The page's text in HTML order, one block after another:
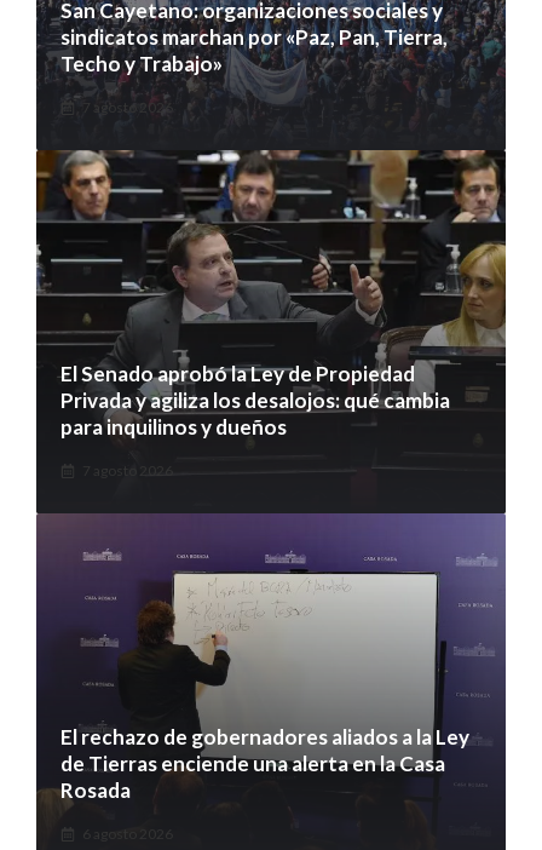
San Cayetano: organizaciones sociales y
sindicatos marchan por «Paz, Pan, Tierra,
Techo y Trabajo»
7 agosto 2026
El Senado aprobó la Ley de Propiedad
Privada y agiliza los desalojos: qué cambia
para inquilinos y dueños
7 agosto 2026
El rechazo de gobernadores aliados a la Ley
de Tierras enciende una alerta en la Casa
Rosada
6 agosto 2026